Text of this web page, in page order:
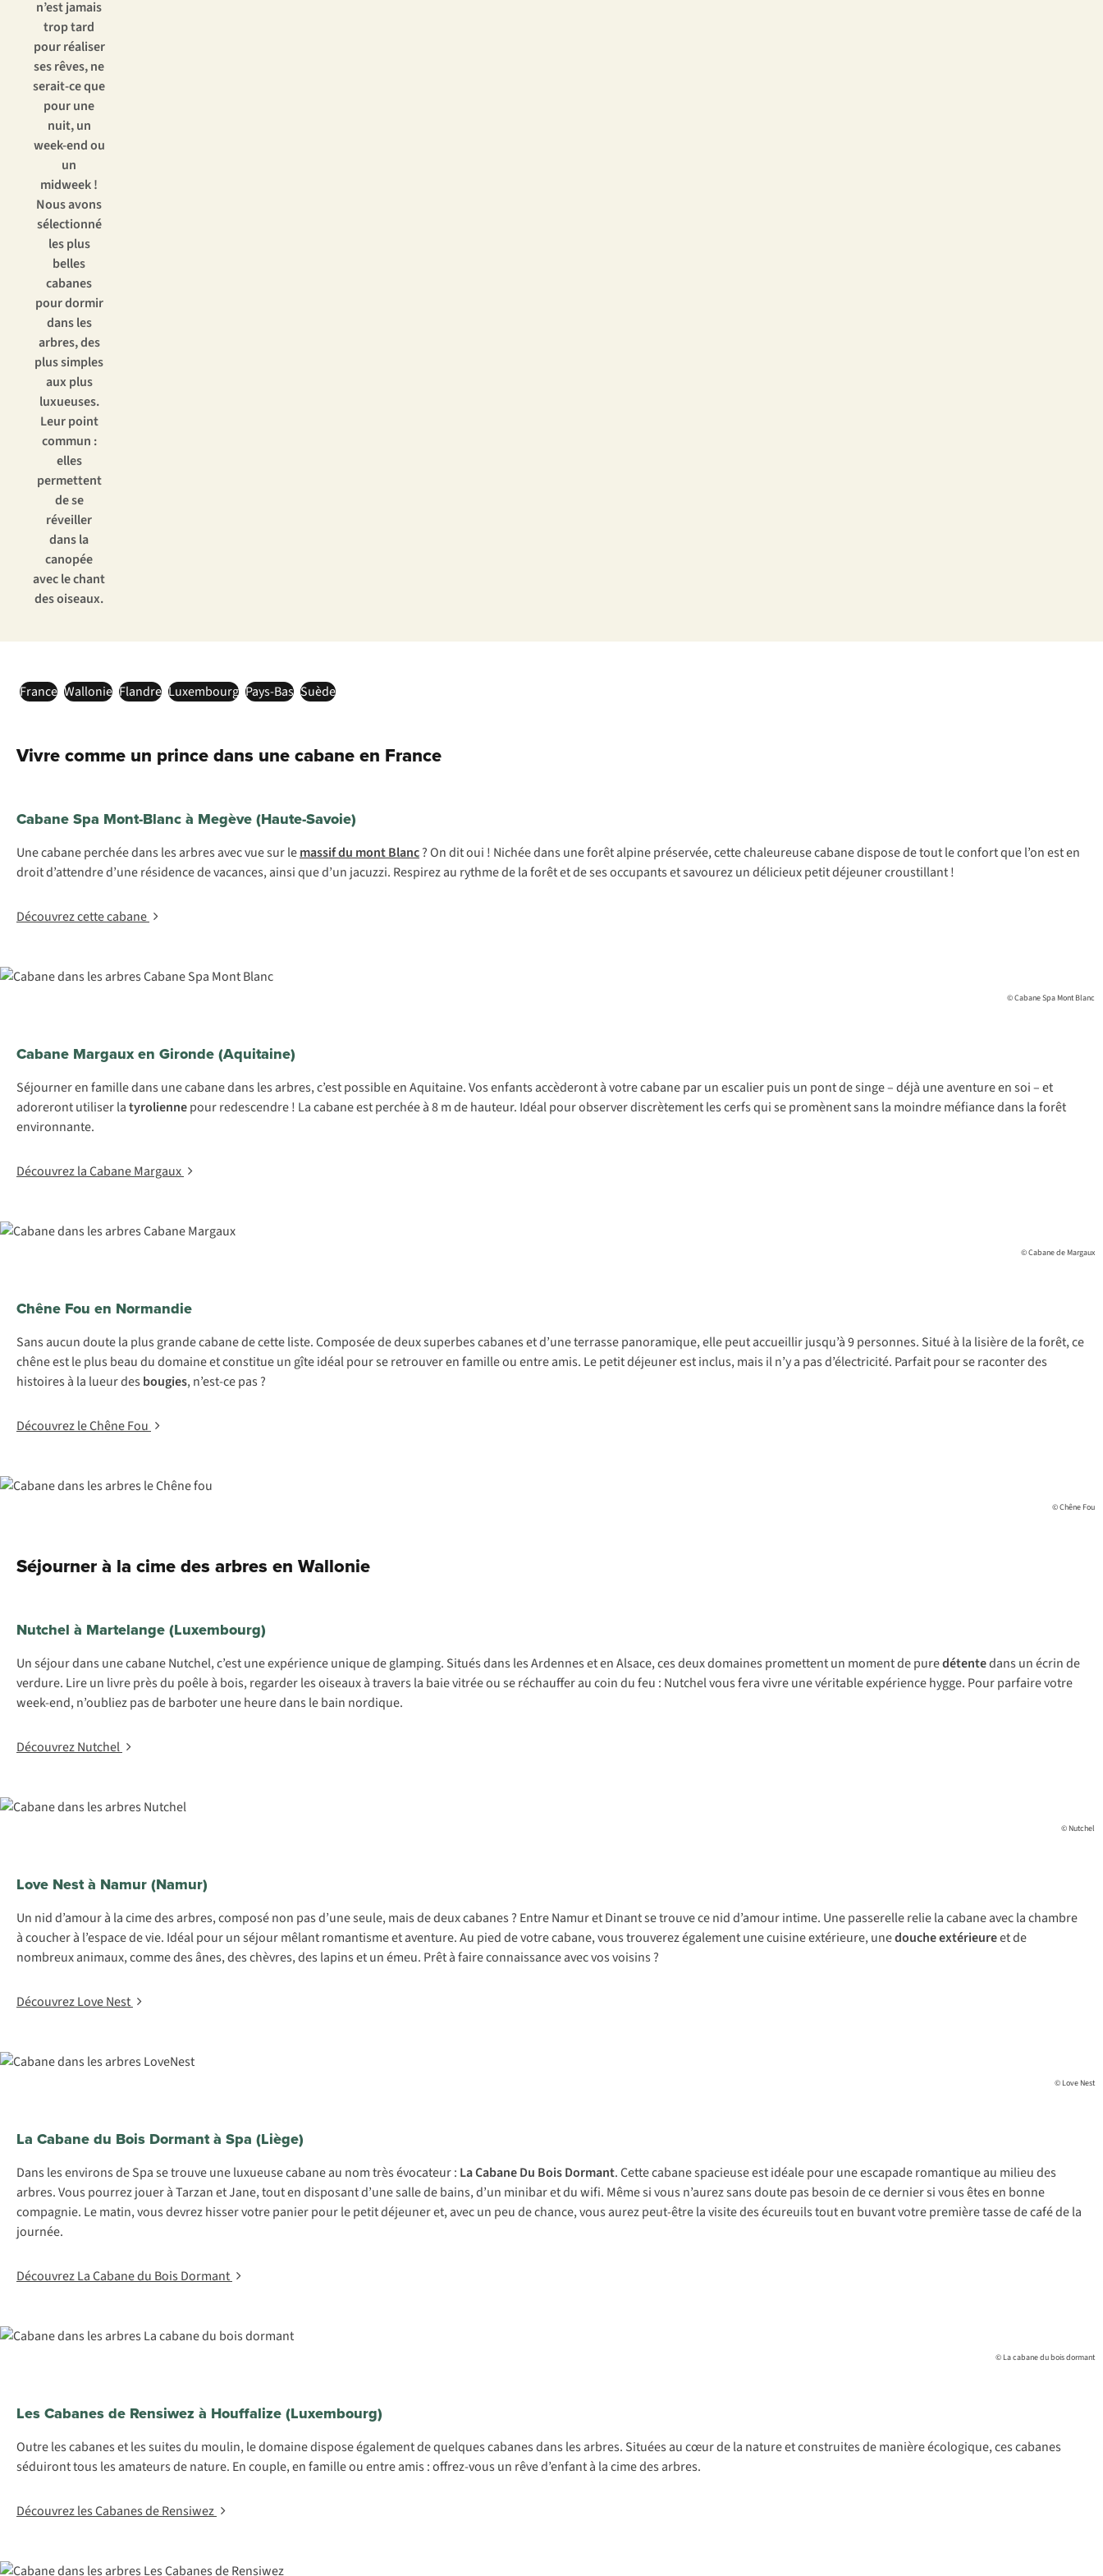
n’est jamais
trop tard
pour réaliser
ses rêves, ne
serait-ce que
pour une
nuit, un
week-end ou
un
midweek !
Nous avons
sélectionné
les plus
belles
cabanes
pour dormir
dans les
arbres, des
plus simples
aux plus
luxueuses.
Leur point
commun :
elles
permettent
de se
réveiller
dansla
canopée
avec le chant
des oiseaux.
France Wallonie Flandre Luxembourg Pays-Bas Suède
Vivre comme un prince dans une cabane en France
Cabane Spa Mont-Blanc à Megève (Haute-Savoie)
Une cabane perchée dans les arbres avec vue sur lemassif du mont Blanc? On dit oui ! Nichée dans une forêt alpine préservée, cette chaleureuse cabane dispose de tout le confort que l’on est en
droit d’attendre d’une résidence de vacances, ainsi que d’un jacuzzi. Respirez au rythme de la forêt et de ses occupants et savourez un délicieux petit déjeuner croustillant !
Découvrez cette cabane
© Cabane Spa Mont Blanc
Cabane Margaux en Gironde (Aquitaine)
Séjourner en famille dans une cabane dans les arbres, c’est possible en Aquitaine. Vos enfants accèderont à votre cabane par un escalier puis un pont de singe – déjà une aventure en soi – et
adoreront utiliser latyroliennepour redescendre ! La cabane est perchée à 8 m de hauteur. Idéal pour observer discrètement les cerfs qui se promènent sans la moindre méfiance dans la forêt
environnante.
Découvrez la Cabane Margaux
© Cabane de Margaux
Chêne Fou en Normandie
Sans aucun doute la plus grande cabane de cette liste. Composée de deux superbes cabanes et d’une terrasse panoramique, elle peut accueillir jusqu’à 9 personnes. Situé à la lisière de la forêt, ce
chêne est le plus beau du domaine et constitue un gîte idéal pour se retrouver en famille ou entre amis. Le petit déjeuner est inclus, mais il n’y a pas d’électricité. Parfait pour se raconter des
histoires à la lueur des bougies, n’est-ce pas ?
Découvrez le Chêne Fou
© Chêne Fou
Séjourner à la cime des arbres en Wallonie
Nutchel à Martelange (Luxembourg)
Un séjour dans une cabane Nutchel, c’est une expérience unique de glamping. Situés dans les Ardennes et en Alsace, ces deux domaines promettent un moment de puredétentedans un écrin de
verdure. Lire un livre près du poêle à bois, regarder les oiseaux à travers la baie vitrée ou se réchauffer au coin du feu : Nutchel vous fera vivre une véritable expériencehygge. Pour parfaire votre
week-end, n’oubliez pas de barboter une heure dans le bain nordique.
Découvrez Nutchel
© Nutchel
Love Nest à Namur (Namur)
Un nid d’amour à la cime des arbres, composé non pas d’une seule, mais de deux cabanes ? Entre Namur et Dinant se trouve ce nid d’amour intime. Une passerelle relie la cabane avec la chambre
à coucher à l’espace de vie. Idéal pour un séjour mêlant romantisme et aventure. Au pied de votre cabane, vous trouverez également une cuisine extérieure, unedouche extérieureet de
nombreux animaux, comme des ânes, des chèvres, des lapins et un émeu. Prêt à faire connaissance avec vos voisins ?
Découvrez Love Nest
© Love Nest
La Cabane du Bois Dormant à Spa (Liège)
Dans les environs de Spa se trouve une luxueuse cabane au nom très évocateur : La Cabane Du Bois Dormant. Cette cabane spacieuse est idéale pour une escapade romantique au milieu des
arbres. Vous pourrez jouer à Tarzan et Jane, tout en disposant d’une salle de bains, d’un minibar et du wifi. Même si vous n’aurez sans doute pas besoin de ce dernier si vous êtes en bonne
compagnie. Le matin, vous devrez hisser votre panier pour le petit déjeuner et, avec un peu de chance, vous aurez peut-être la visite des écureuils tout en buvant votre première tasse de café de la
journée.
Découvrez La Cabane du Bois Dormant
© La cabane du bois dormant
Les Cabanes de Rensiwez à Houffalize (Luxembourg)
Outre les cabanes et les suites du moulin, le domaine dispose également de quelques cabanes dans les arbres. Situées au cœur de la nature et construites de manière écologique, ces cabanes
séduiront tous les amateurs de nature. En couple, en famille ou entre amis : offrez-vous un rêve d’enfant à la cime des arbres.
Découvrez les Cabanes de Rensiwez